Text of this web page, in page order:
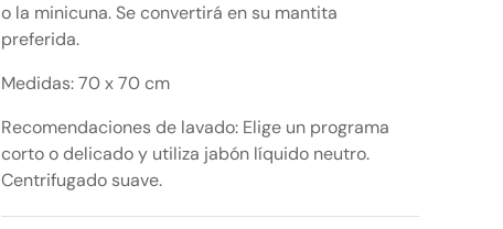
o la minicuna. Se convertirá en su mantita
preferida.
Medidas: 70 x 70 cm
Recomendaciones de lavado: Elige un programa
corto o delicado y utiliza jabón líquido neutro.
Centrifugado suave.